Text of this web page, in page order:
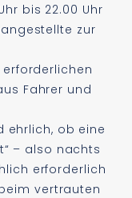
bis 22.00 Uhr
zur
Fahrer und
ehrlich, ob eine
– also nachts
erforderlich
vertrauten